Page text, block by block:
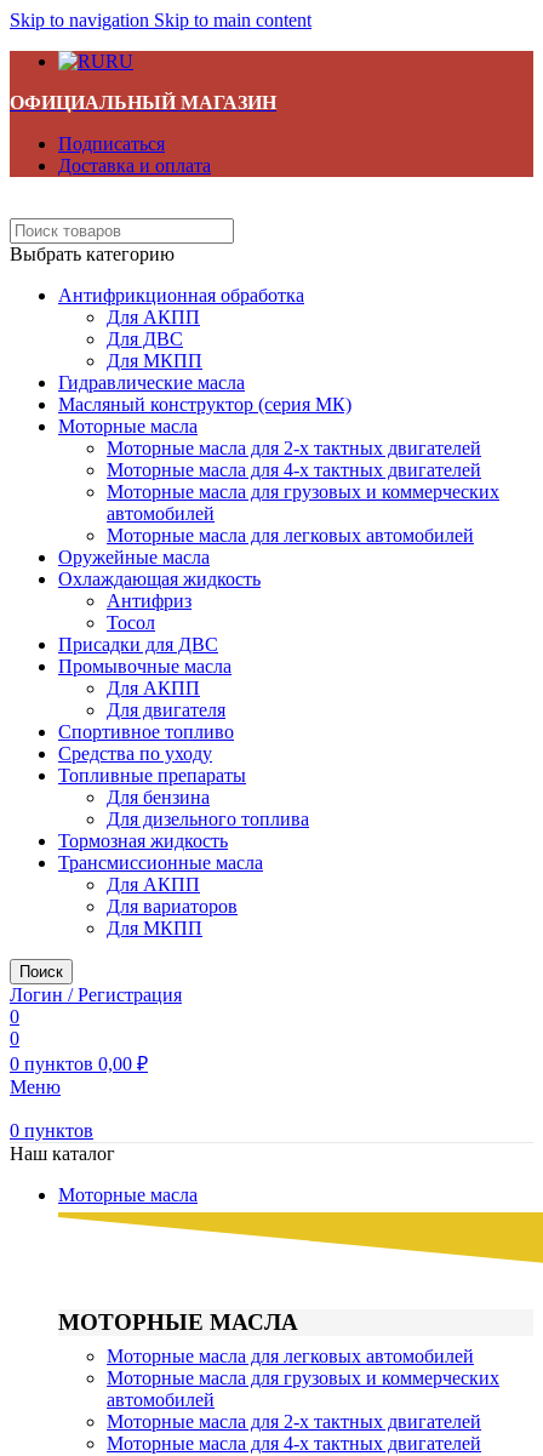
Skip to navigation Skip to main content
RU
ОФИЦИАЛЬНЫЙ МАГАЗИН
Подписаться
Доставка и оплата
Выбрать категорию
Антифрикционная обработка
Для АКПП
Для ДВС
Для МКПП
Гидравлические масла
Масляный конструктор (серия МК)
Моторные масла
Моторные масла для 2-х тактных двигателей
Моторные масла для 4-х тактных двигателей
Моторные масла для грузовых и коммерческих
автомобилей
Моторные масла для легковых автомобилей
Оружейные масла
Охлаждающая жидкость
Антифриз
Тосол
Присадки для ДВС
Промывочные масла
Для АКПП
Для двигателя
Спортивное топливо
Средства по уходу
Топливные препараты
Для бензина
Для дизельного топлива
Тормозная жидкость
Трансмиссионные масла
Для АКПП
Для вариаторов
Для МКПП
Поиск
Логин / Регистрация
0
0
0 пунктов 0,00 ₽
Меню
0 пунктов
Наш каталог
Моторные масла
МОТОРНЫЕ МАСЛА
Моторные масла для легковых автомобилей
Моторные масла для грузовых и коммерческих
автомобилей
Моторные масла для 2-х тактных двигателей
Моторные масла для 4-х тактных двигателей